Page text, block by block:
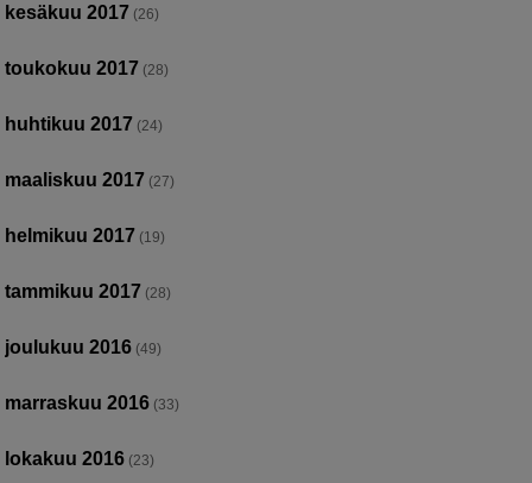
kesäkuu 2017 (26)
toukokuu 2017 (28)
huhtikuu 2017 (24)
maaliskuu 2017 (27)
helmikuu 2017 (19)
tammikuu 2017 (28)
joulukuu 2016 (49)
marraskuu 2016 (33)
lokakuu 2016 (23)